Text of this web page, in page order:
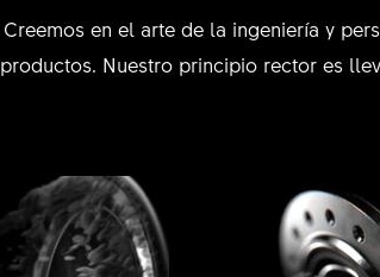
Creemos en el arte de la ingeniería y
productos. Nuestro principio rector es